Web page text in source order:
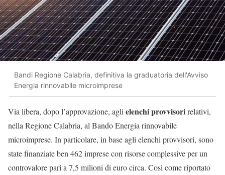
Bandi Regione Calabria, definitiva la graduatoria dell'Avviso
Energia rinnovabile microimprese
Via libera, dopo l’approvazione, agli elenchi provvisorirelativi,
nella Regione Calabria, al Bando Energia rinnovabile
microimprese. In particolare, in base agli elenchi provvisori, sono
state finanziate ben 462 imprese con risorse complessive per un
controvalore pari a 7,5 milioni di euro circa. Così come riportato